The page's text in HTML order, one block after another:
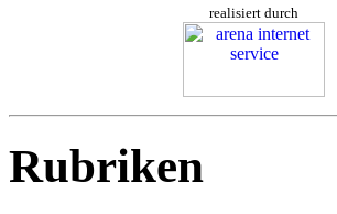
realisiert durch
Rubriken